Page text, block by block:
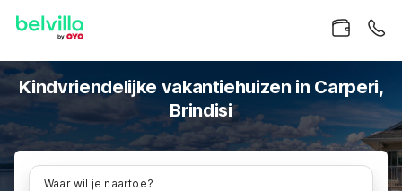
Kindvriendelijke vakantiehuizen in Carperi,
Brindisi
Waar wil je naartoe?